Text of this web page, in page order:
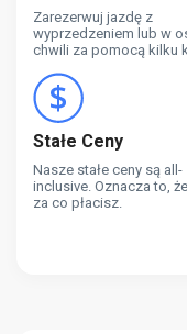
Zarezerwuj jazdę z
wyprzedzeniem lub w
chwili za pomocą kilku
Stałe Ceny
Nasze stałe ceny są all-
inclusive. Oznacza to,
za co płacisz.